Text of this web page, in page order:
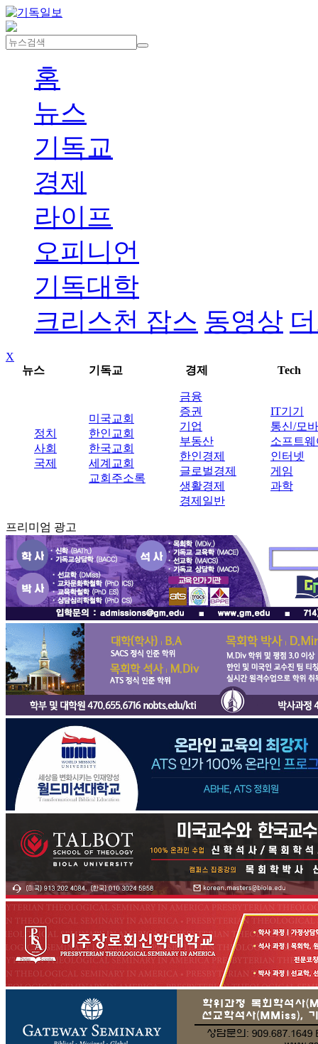
홈
뉴스
기독교
경제
라이프
오피니언
기독대학
크리스천 잡스 동영상
X
뉴스
기독교 경제 Tech
정치
사회
국제
미국교회
한인교회
한국교회
세계교회
교회주소록
금융
증권
기업
부동산
한인경제
글로벌경제
생활경제
경제일반
IT기기
통신/모
소프트웨
인터넷
게임
과학
프리미엄 광고